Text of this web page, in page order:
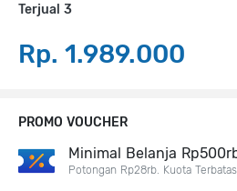
Terjual 3
Rp. 1.989.000
PROMO VOUCHER
Minimal Belanja
Potongan Rp28rb. Kuota